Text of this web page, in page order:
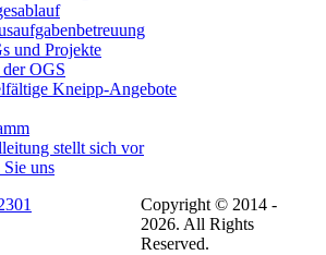
und Projekte
der OGS
Kneipp-Angebote
stellt sich vor
uns
Copyright © 2014 -
2026. All Rights
Reserved.